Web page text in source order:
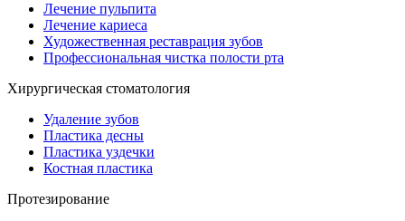
Лечение пульпита
Лечение кариеса
Художественная реставрация зубов
Профессиональная чистка полости рта
Хирургическая стоматология
Удаление зубов
Пластика десны
Пластика уздечки
Костная пластика
Протезирование